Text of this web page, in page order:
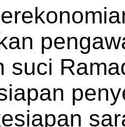
suci